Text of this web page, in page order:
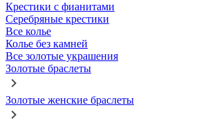
Крестики с фианитами
Серебряные крестики
Все колье
Колье без камней
Все золотые украшения
Золотые браслеты
Золотые женские браслеты